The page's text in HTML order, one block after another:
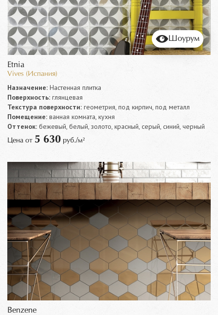
Шоурум
Etnia
Vives (Испания)
Назначение: Настенная плитка
Поверхность: глянцевая
Текстура поверхности: геометрия, под кирпич, под металл
Помещение: ванная комната, кухня
Оттенок: бежевый, белый, золото, красный, серый, синий, черный
Цена от 5 630 руб./м²
Benzene